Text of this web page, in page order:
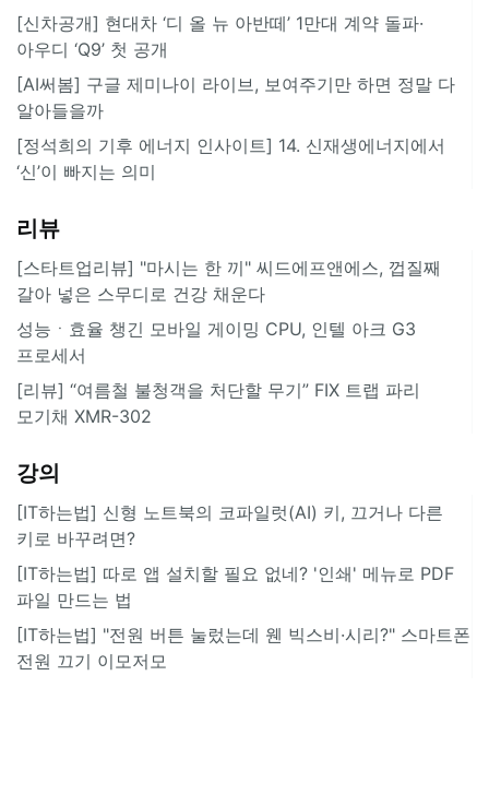
[신차공개] 현대차 ‘디 올 뉴 아반떼’ 1만대 계약 돌파·
아우디 ‘Q9’ 첫 공개
[AI써봄] 구글 제미나이 라이브, 보여주기만 하면 정말 다
알아들을까
[정석희의 기후 에너지 인사이트] 14. 신재생에너지에서
‘신’이 빠지는 의미
리뷰
[스타트업리뷰] "마시는 한 끼" 씨드에프앤에스, 껍질째
갈아 넣은 스무디로 건강 채운다
성능ㆍ효율 챙긴 모바일 게이밍 CPU, 인텔 아크 G3
프로세서
[리뷰] “여름철 불청객을 처단할 무기” FIX 트랩 파리
모기채 XMR-302
강의
[IT하는법] 신형 노트북의 코파일럿(AI) 키, 끄거나 다른
키로 바꾸려면?
[IT하는법] 따로 앱 설치할 필요 없네? '인쇄' 메뉴로 PDF
파일 만드는 법
[IT하는법] "전원 버튼 눌렀는데 웬 빅스비·시리?" 스마트폰
전원 끄기 이모저모